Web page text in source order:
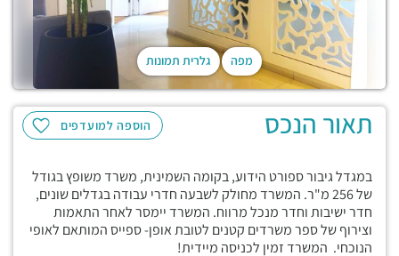
מפה גלרית תמונות
הוספה למועדפים תאור הנכס
במגדל גיבור ספורט הידוע, בקומה השמינית, משרד משופץ בגודל
של 256 מ"ר. המשרד מחולק לשבעה חדרי עבודה בגדלים שונים,
חדר ישיבות וחדר מנכל מרווח. המשרד יימסר לאחר התאמות
וצירוף של ספר משרדים קטנים לטובת אופן- ספייס המותאם לאופי
הנוכחי. המשרד זמין לכניסה מיידית!